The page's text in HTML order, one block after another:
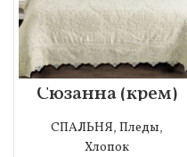
Сюзанна (крем)
150х200
Покрывало
Махровая
СПАЛЬНЯ, Пледы,
Хлопок